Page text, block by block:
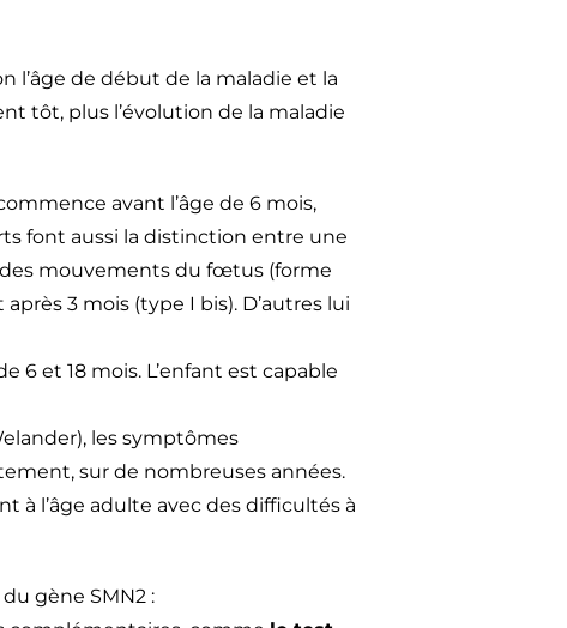
l’âge de début de la maladie et la
tôt, plus l’évolution de la maladie
avant l’âge de 6 mois,
font aussi la distinction entre une
mouvements du fœtus (forme
3 mois (type I bis). D’autres lui
6 et 18 mois. L’enfant est capable
les symptômes
sur de nombreuses années.
à l’âge adulte avec des difficultés à
gène SMN2 :